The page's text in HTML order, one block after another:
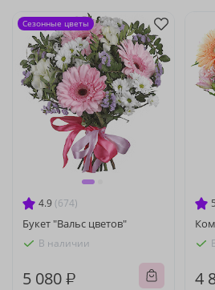
4.9 (674)
Букет "Вальс цветов"
В наличии
5 080 ₽
Сезонные цветы
5
4